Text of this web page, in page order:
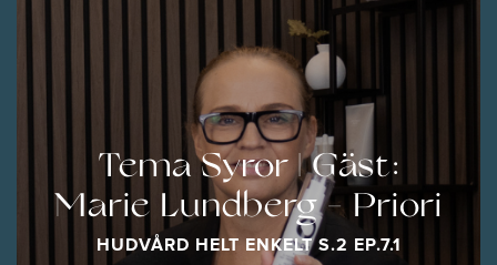
Tema Syror | Gäst:
Marie Lundberg - Priori
HUDVÅRD HELT ENKELT S.2 EP.7.1